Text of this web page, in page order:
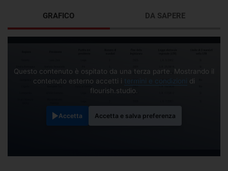
GRAFICO
Questo contenuto è ospitato da una terza parte. Mostrando il
contenuto esterno accetti i termini e condizioni di
flourish.studio.
Accetta Accetta e salva preferenza
DA SAPERE